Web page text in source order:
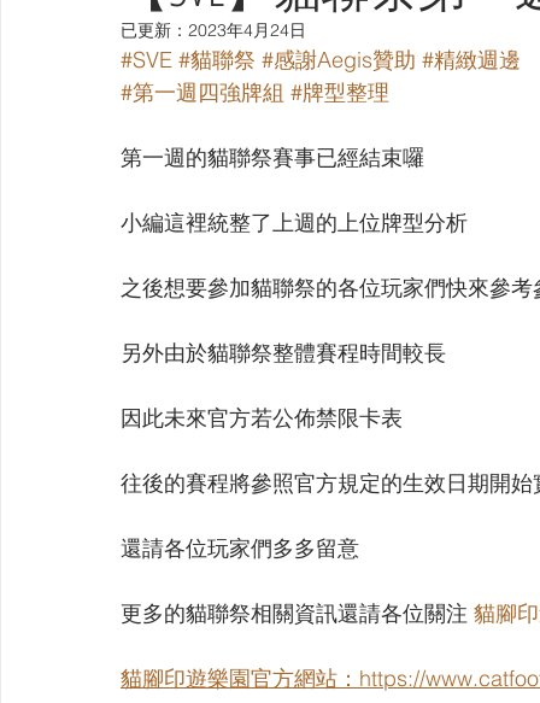
【SVE】闇影詩章 【WIXOSS】戰鬥少女 【VG
【OPTCG】航海王 【UA】UNION ARENA
【VIVIDZ】Vividz 【BS】Battle Spirits
【LC】最終編年史-無限 【BD】創之界限
已更新： 2023年4月24日
#SVE #貓聯祭 #感謝Aegis贊助 #精緻週邊
#第一週四強牌組 #牌型整理
第一週的貓聯祭賽事已經結束囉
小編這裡統整了上週的上位牌型分析
之後想要參加貓聯祭的各位玩家們快來參
另外由於貓聯祭整體賽程時間較長
因此未來官方若公佈禁限卡表
往後的賽程將參照官方規定的生效日期開
還請各位玩家們多多留意
更多的貓聯祭相關資訊還請各位關注 貓腳
貓腳印遊樂園官方網站：https://